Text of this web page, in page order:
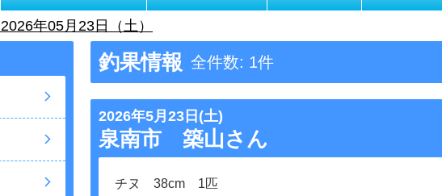
年05月23日（土）
釣果情報 全件数: 1件
2026年5月23日(土)
泉南市 築山さん
チヌ 38cm 1匹